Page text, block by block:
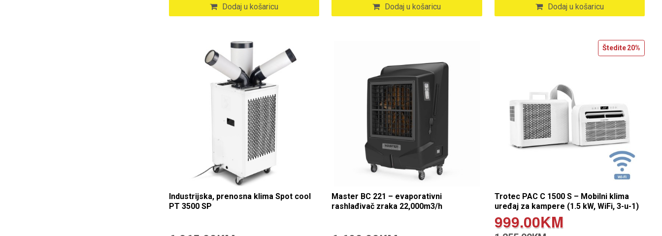
Dodaj u košaricu Dodaj u košaricu Dodaj u košaricu
Industrijska, prenosna klima Spot cool
PT 3500 SP
Master BC 221 – evaporativni
rashlađivač zraka 22,000m3/h
Štedite 20%
Trotec PAC C 1500 S – Mobilni klima
uređaj za kampere (1.5 kW, WiFi, 3-u-1)
999.00KM